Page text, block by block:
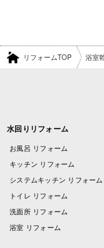
リフォームTOP 浴室
水回りリフォーム
お風呂 リフォーム
キッチン リフォーム
システムキッチン リフォーム
トイレ リフォーム
洗面所 リフォーム
浴室 リフォーム